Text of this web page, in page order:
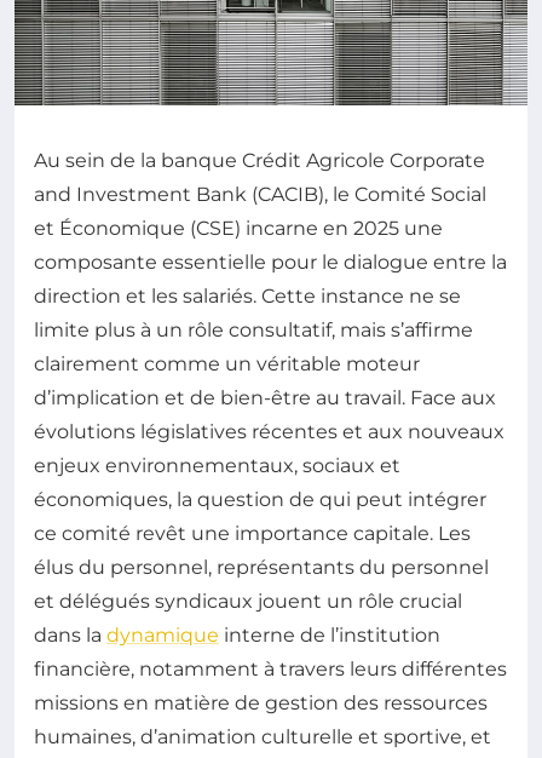
Au sein de la banque Crédit Agricole Corporate
and Investment Bank (CACIB), le Comité Social
et Économique (CSE) incarne en 2025 une
composante essentielle pour le dialogue entre la
direction et les salariés. Cette instance ne se
limite plus à un rôle consultatif, mais s’affirme
clairement comme un véritable moteur
d’implication et de bien-être au travail. Face aux
évolutions législatives récentes et aux nouveaux
enjeux environnementaux, sociaux et
économiques, la question de qui peut intégrer
ce comité revêt une importance capitale. Les
élus du personnel, représentants du personnel
et délégués syndicaux jouent un rôle crucial
dans la dynamique interne de l’institution
financière, notamment à travers leurs différentes
missions en matière de gestion des ressources
humaines, d’animation culturelle et sportive, et